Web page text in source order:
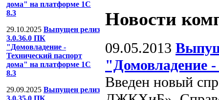
дома" на платформе 1С
8.3
29.10.2025 Выпущен релиз
3.0.36.0 ПК
"Домовладение -
Технический паспорт
дома" на платформе 1С
8.3
29.09.2025 Выпущен релиз
Новости
09.05.2013
"Домовладение
Введен новый